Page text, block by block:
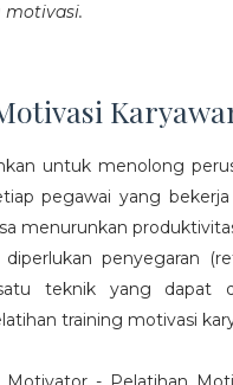
motivasi.
untuk menolong
pegawai yang
menurunkan
penyegaran
teknik yang dapat
training motivasi